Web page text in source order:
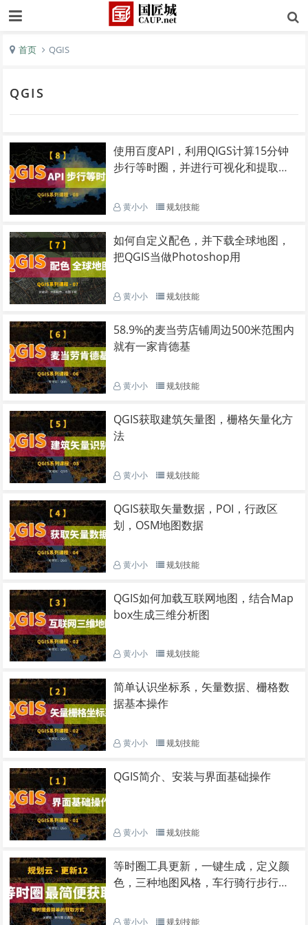
首页 QGIS
QGIS
使用百度API，利用QIGS计算15分钟
步行等时圈，并进行可视化和提取等
黄小小 规划技能
如何自定义配色，并下载全球地图，
把QGIS当做Photoshop用
黄小小 规划技能
58.9%的麦当劳店铺周边500米范围内
就有一家肯德基
黄小小 规划技能
QGIS获取建筑矢量图，栅格矢量化方
法
黄小小 规划技能
QGIS获取矢量数据，POI，行政区
划，OSM地图数据
黄小小 规划技能
QGIS如何加载互联网地图，结合Map
box生成三维分析图
黄小小 规划技能
简单认识坐标系，矢量数据、栅格数
据基本操作
黄小小 规划技能
QGIS简介、安装与界面基础操作
黄小小 规划技能
等时圈工具更新，一键生成，定义颜
色，三种地图风格，车行骑行步行，
黄小小 规划技能